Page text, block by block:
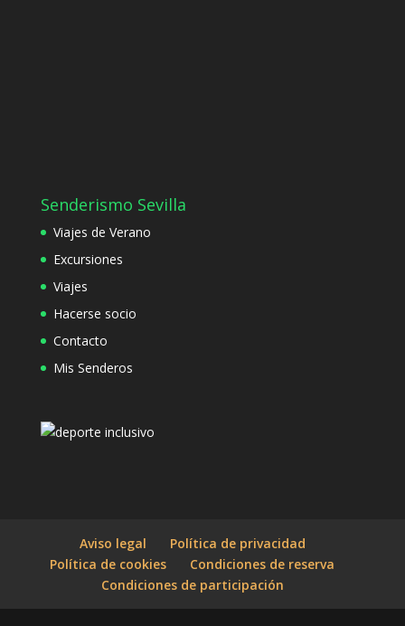
Senderismo Sevilla
Viajes de Verano
Excursiones
Viajes
Hacerse socio
Contacto
Mis Senderos
Aviso legal
Política de privacidad
Política de cookies
Condiciones de reserva
Condiciones de participación